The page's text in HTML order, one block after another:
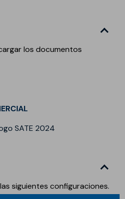
los documentos
SATE 2024
siguientes configuraciones.